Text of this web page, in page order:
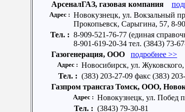
АрсеналГАЗ, газовая компания
Адрес : Новокузнецк, ул. Вокзальный
Прокопьевск, Сарыгина, 57, 8-
Тел. : 8-909-521-76-77 (единая
8-901-619-20-34 тел. (3843) 73-
Газогенерация, ООО
подробнее >>
Адрес : Новосибирск, ул.
Тел. : (383) 203-27-09 факс (383)
Газпром трансгаз Томск, ООО,
Адрес : Новокузнецк, ул. Побед
Тел. : (3843) 79-30-81